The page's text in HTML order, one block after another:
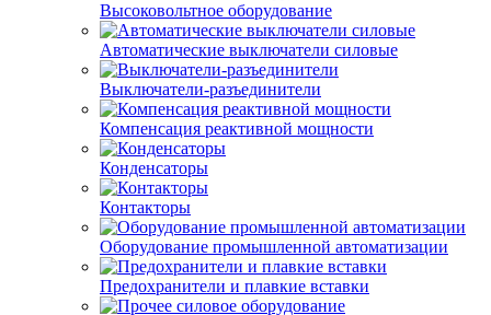
Высоковольтное оборудование
Автоматические выключатели cиловые
Выключатели-разъединители
Компенсация реактивной мощности
Конденсаторы
Контакторы
Оборудование промышленной автоматизации
Предохранители и плавкие вставки